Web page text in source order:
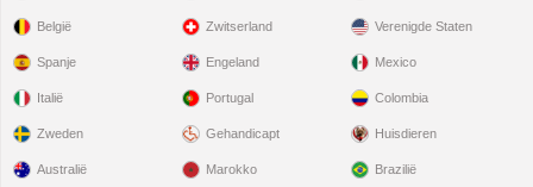
België
Spanje
Italië
Zweden
Zwitserland
Engeland
Portugal
Gehandicapt
Verenigde Staten
Mexico
Colombia
Huisdieren
Australië Marokko Brazilië